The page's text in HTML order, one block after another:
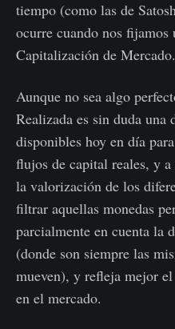
tiempo (como las de
ocurre cuando nos fijamos
Capitalización de Mercado.
Aunque no sea algo
Realizada es sin duda una
disponibles hoy en día
flujos de capital reales, y
la valorización de los
filtrar aquellas monedas
parcialmente en cuenta la
(donde son siempre las
mueven), y refleja mejor
en el mercado.